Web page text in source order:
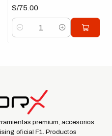
S/75.00
Cantidad
premium, accesorios
oficial F1. Productos